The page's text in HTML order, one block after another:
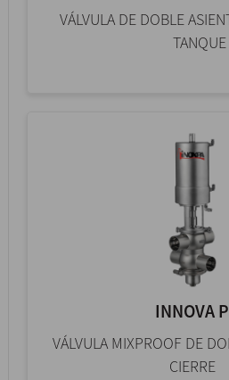
VÁLVULA DE DOBLE
TANQUE
INNOVA P
VÁLVULA MIXPROOF DE
CIERRE